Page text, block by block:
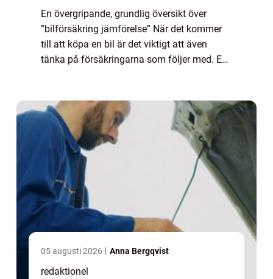
En övergripande, grundlig översikt över
”bilförsäkring jämförelse” När det kommer
till att köpa en bil är det viktigt att även
tänka på försäkringarna som följer med. En
05 augusti 2026 Anna Bergqvist
redaktionel